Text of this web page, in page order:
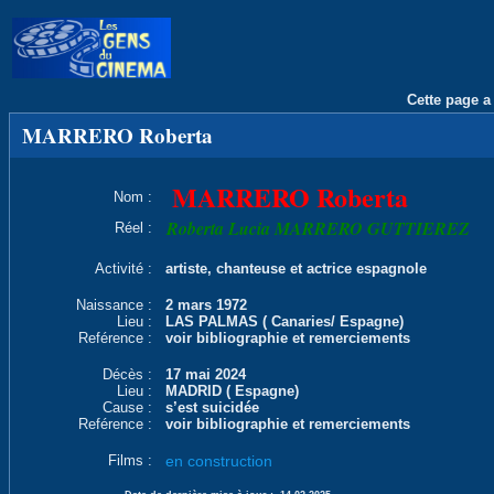
Cette page
MARRERO Roberta
Nom : MARRERO Roberta
Réel : Roberta Lucia MARRERO GUTTIEREZ
Activité : artiste, chanteuse et actrice espagnole
Naissance :
2 mars 1972
Lieu :
LAS PALMAS ( Canaries/ Espagne)
Reférence :
voir bibliographie et remerciements
Décès :
17 mai 2024
Lieu :
MADRID ( Espagne)
Cause :
s’est suicidée
Reférence :
voir bibliographie et remerciements
Films : en construction